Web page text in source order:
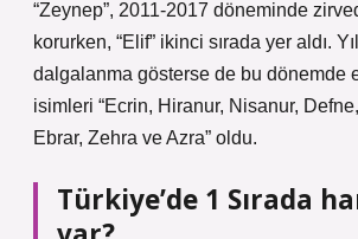
“Zeynep”, 2011-2017 döneminde
korurken, “Elif” ikinci sırada yer aldı.
dalgalanma gösterse de bu dönemde
isimleri “Ecrin, Hiranur, Nisanur,
Ebrar, Zehra ve Azra” oldu.
Türkiye’de 1 Sırada